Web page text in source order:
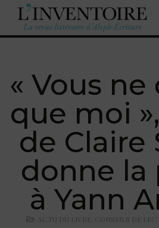
« Vous ne
que moi
de Claire
donne la
à Yann
ACTU DU LIVRE CONSEILS DE